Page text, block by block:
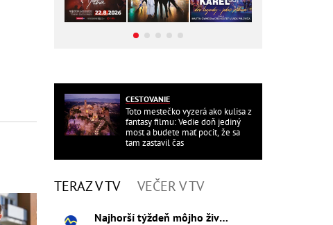
CESTOVANIE
Toto mestečko vyzerá ako kulisa z
fantasy filmu: Vedie doň jediný
most a budete mať pocit, že sa
tam zastavil čas
TERAZ V TV VEČER V TV
Najhorší týždeň môjho života